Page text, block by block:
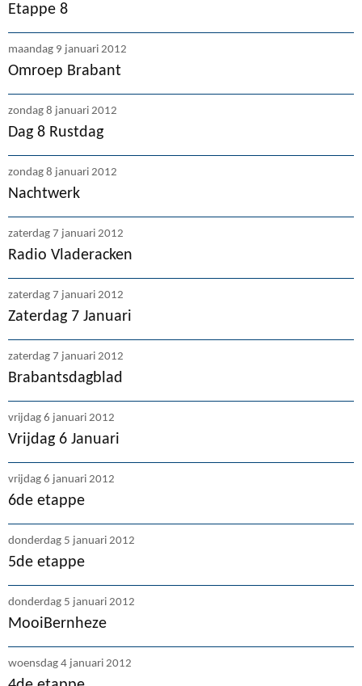
Etappe 8
maandag 9 januari 2012
Omroep Brabant
zondag 8 januari 2012
Dag 8 Rustdag
zondag 8 januari 2012
Nachtwerk
zaterdag 7 januari 2012
Radio Vladeracken
zaterdag 7 januari 2012
Zaterdag 7 Januari
zaterdag 7 januari 2012
Brabantsdagblad
vrijdag 6 januari 2012
Vrijdag 6 Januari
vrijdag 6 januari 2012
6de etappe
donderdag 5 januari 2012
5de etappe
donderdag 5 januari 2012
MooiBernheze
woensdag 4 januari 2012